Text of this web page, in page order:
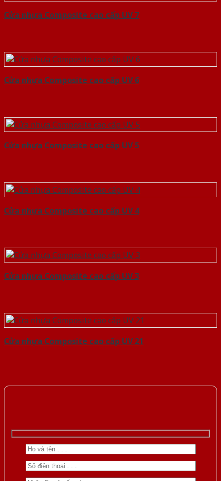
Cửa nhựa Composite cao cấp UV 7
Cửa nhựa Composite cao cấp UV 6
Cửa nhựa Composite cao cấp UV 5
Cửa nhựa Composite cao cấp UV 4
Cửa nhựa Composite cao cấp UV 3
Cửa nhựa Composite cao cấp UV 21